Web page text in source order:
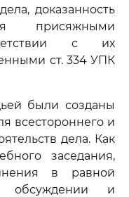
доказанность
присяжными
с их
ст. 334 УПК
были созданы
всестороннего и
дела. Как
заседания,
в равной
обсуждении и